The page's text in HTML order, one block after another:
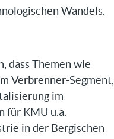
Wandels.
dass Themen wie
Verbrenner-Segment,
im
für KMU u.a.
in der Bergischen